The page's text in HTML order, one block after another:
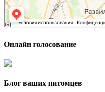
Онлайн голосование
Блог ваших питомцев